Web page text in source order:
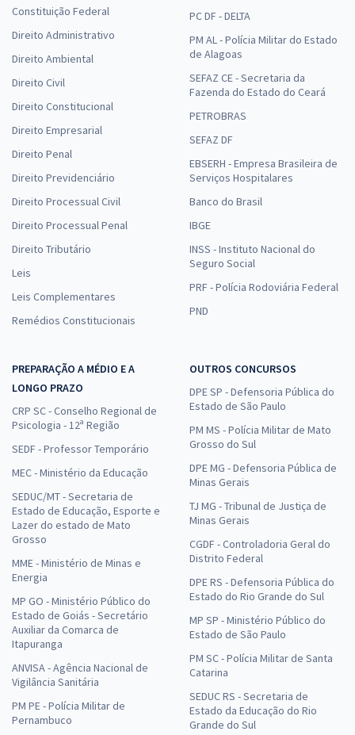
Constituição Federal
Direito Administrativo
Direito Ambiental
Direito Civil
Direito Constitucional
Direito Empresarial
Direito Penal
Direito Previdenciário
Direito Processual Civil
Direito Processual Penal
Direito Tributário
Leis
Leis Complementares
Remédios Constitucionais
PC DF - DELTA
PM AL - Polícia Militar do Estado
de Alagoas
SEFAZ CE - Secretaria da
Fazenda do Estado do Ceará
PETROBRAS
SEFAZ DF
EBSERH - Empresa Brasileira de
Serviços Hospitalares
Banco do Brasil
IBGE
INSS - Instituto Nacional do
Seguro Social
PRF - Polícia Rodoviária Federal
PND
PREPARAÇÃO A MÉDIO E A
LONGO PRAZO
CRP SC - Conselho Regional de
Psicologia - 12ª Região
SEDF - Professor Temporário
MEC - Ministério da Educação
SEDUC/MT - Secretaria de
Estado de Educação, Esporte e
Lazer do estado de Mato
Grosso
MME - Ministério de Minas e
Energia
MP GO - Ministério Público do
Estado de Goiás - Secretário
Auxiliar da Comarca de
Itapuranga
ANVISA - Agência Nacional de
Vigilância Sanitária
PM PE - Polícia Militar de
Pernambuco
OUTROS CONCURSOS
DPE SP - Defensoria Pública do
Estado de São Paulo
PM MS - Polícia Militar de Mato
Grosso do Sul
DPE MG - Defensoria Pública de
Minas Gerais
TJ MG - Tribunal de Justiça de
Minas Gerais
CGDF - Controladoria Geral do
Distrito Federal
DPE RS - Defensoria Pública do
Estado do Rio Grande do Sul
MP SP - Ministério Público do
Estado de São Paulo
PM SC - Polícia Militar de Santa
Catarina
SEDUC RS - Secretaria de
Estado da Educação do Rio
Grande do Sul